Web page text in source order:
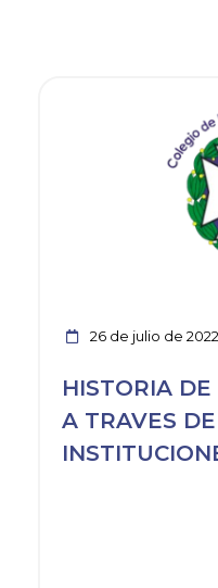
26 de julio de 2022
HISTORIA
A TRAVES